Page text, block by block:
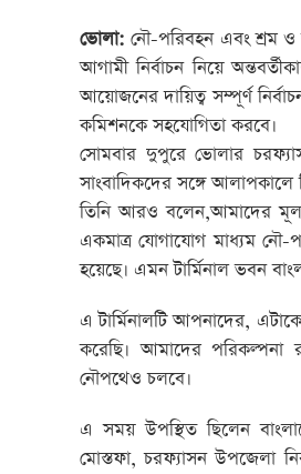
ভোলা: নৌ-পরিবহন এবং শ্রম ও
আগামী নির্বাচন নিয়ে
আয়োজনের দায়িত্ব সম্পূর্ণ
কমিশনকে সহযোগিতা করবে।
সোমবার দুপুরে ভোলার
সাংবাদিকদের সঙ্গে
তিনি আরও বলেন,আমাদের মূল
একমাত্র যোগাযোগ মাধ্যম নৌ-
হয়েছে। এমন টার্মিনাল ভবন
এ টার্মিনালটি আপনাদের,
করেছি। আমাদের পরিকল্পনা
নৌপথেও চলবে।
এ সময় উপস্থিত ছিলেন
মোস্তফা, চরফ্যাসন উপজেলা